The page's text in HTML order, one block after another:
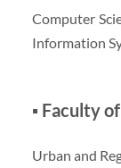
Computer
Information
▪ Faculty
Urban and